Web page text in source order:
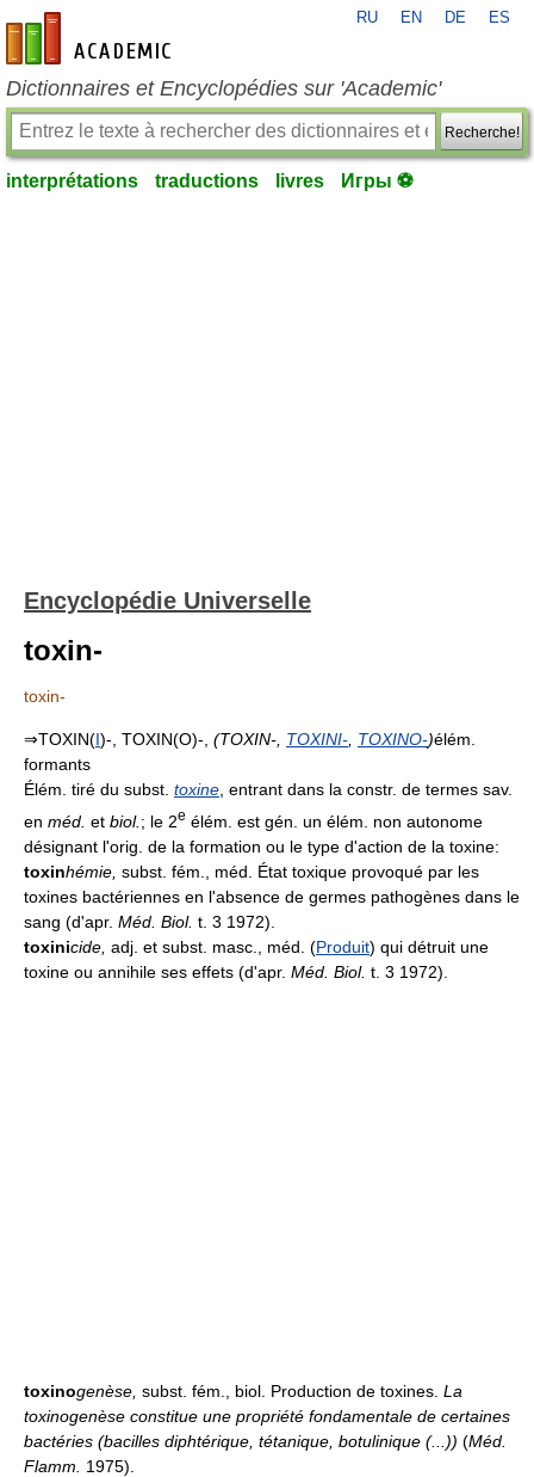
fr-academic.com
RU EN DE ES
Dictionnaires et Encyclopédies sur 'Academic'
Recherche!
interprétations traductions livres Игры ⚽
Encyclopédie Universelle
toxin-
toxin-
⇒TOXIN(I)-, TOXIN(O)-, (TOXIN-, TOXINI- TOXINO-)élém.
formants
Élém. tiré du subst. toxine , entrant dans la constr. de termes sav.
en méd. et biol. ; le 2e élém. est gén. un élém. non autonome
désignant l'orig. de la formation ou le type d'action de la toxine:
toxinhémie subst. fém., méd. État toxique provoqué par les
toxines bactériennes en l'absence de germes pathogènes dans le
sang (d'apr. Méd. Biol. t. 3 1972).
toxinicide adj. et subst. masc., méd. (Produit) qui détruit une
toxine ou annihile ses effets (d'apr. Méd. Biol. t. 3 1972).
toxinogenèse subst. fém., biol. Production de toxines. La
toxinogenèse constitue une propriété fondamentale de certaines
bactéries (bacilles diphtérique, tétanique, botulinique (...)) (Méd.
Flamm. 1975).